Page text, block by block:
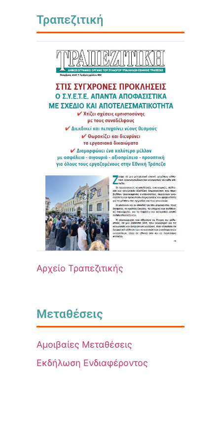
Τραπεζιτική
Αρχείο Τραπεζιτικής
Μεταθέσεις
Αμοιβαίες Μεταθέσεις
Εκδήλωση Ενδιαφέροντος